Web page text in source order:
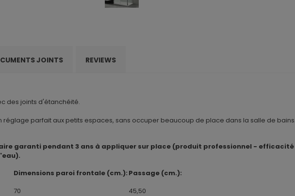
JOINTS REVIEWS
des joints d'étanchéité.
parfait aux petits espaces, sans occuper beaucoup de place dans la salle de bains.
garanti pendant 3 ans à appliquer sur place (produit professionnel - efficacité
Dimensions paroi frontale (cm.): Passage (cm.):
70
45,50